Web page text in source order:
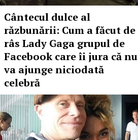
Cântecul dulce al
răzbunării: Cum a făcut de
râs Lady Gaga grupul de
Facebook care îi jura că nu
va ajunge niciodată
celebră